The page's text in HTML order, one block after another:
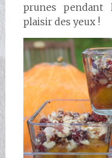
prunes
plaisir des yeux !